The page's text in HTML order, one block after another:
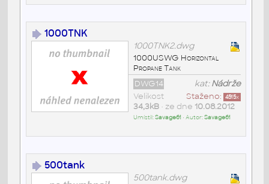
1000TNK
1000TNK2.dwg
1000USWG Horizontal
Propane Tank
kat:Nádrže
DWG14
Staženo: 4515x
Velikost
34,3kB• ze dne 10.08.2012
Umístil:Savage61 • Autor:Savage61
500tank
500tank.dwg